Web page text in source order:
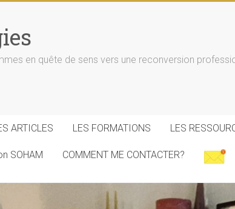
en quête de sens vers une reconversion
ARTICLES LES FORMATIONS LES
SOHAM COMMENT ME CONTACTER?